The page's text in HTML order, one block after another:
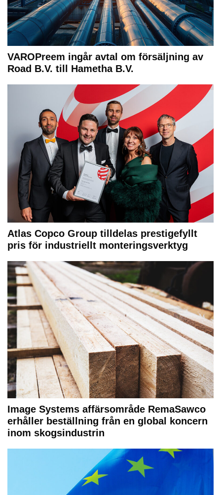
VAROPreem ingår avtal om försäljning av
Road B.V. till Hametha B.V.
Atlas Copco Group tilldelas prestigefyllt
pris för industriellt monteringsverktyg
Image Systems affärsområde RemaSawco
erhåller beställning från en global koncern
inom skogsindustrin